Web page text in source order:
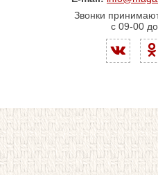
Звонки
с 09-00